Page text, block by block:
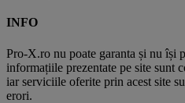
INFO
Pro-X.ro nu poate garanta și nu își
informațiile prezentate pe site sunt
iar serviciile oferite prin acest site
erori.